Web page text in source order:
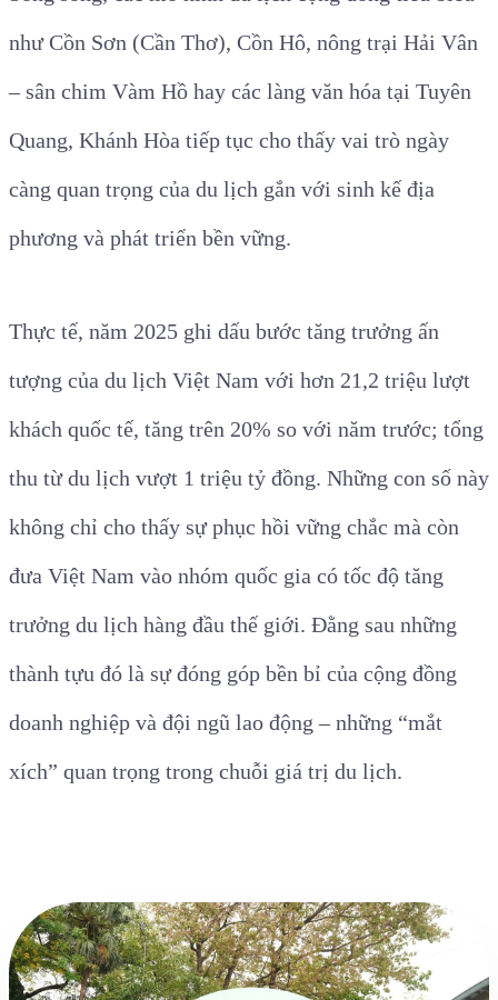
như Cồn Sơn (Cần Thơ), Cồn Hô, nông trại Hải Vân
– sân chim Vàm Hồ hay các làng văn hóa tại Tuyên
Quang, Khánh Hòa tiếp tục cho thấy vai trò ngày
càng quan trọng của du lịch gắn với sinh kế địa
phương và phát triển bền vững.
Thực tế, năm 2025 ghi dấu bước tăng trưởng ấn
tượng của du lịch Việt Nam với hơn 21,2 triệu lượt
khách quốc tế, tăng trên 20% so với năm trước; tổng
thu từ du lịch vượt 1 triệu tỷ đồng. Những con số này
không chỉ cho thấy sự phục hồi vững chắc mà còn
đưa Việt Nam vào nhóm quốc gia có tốc độ tăng
trưởng du lịch hàng đầu thế giới. Đằng sau những
thành tựu đó là sự đóng góp bền bỉ của cộng đồng
doanh nghiệp và đội ngũ lao động – những “mắt
xích” quan trọng trong chuỗi giá trị du lịch.